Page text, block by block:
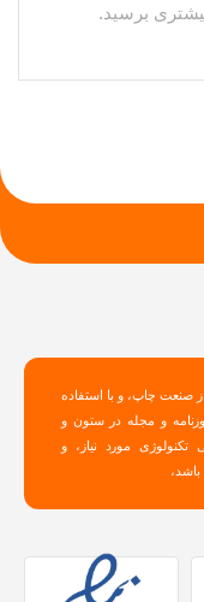
بیشتری برسید.
صنعت چاپ، و با استفاده
و مجله در ستون و
مورد نیاز، و